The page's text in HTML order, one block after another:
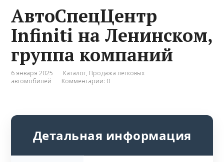
АвтоСпецЦентр
Infiniti на Ленинском,
группа компаний
6 января 2025 Каталог, Продажа легковых
автомобилей
Комментарии: 0
Детальная информация